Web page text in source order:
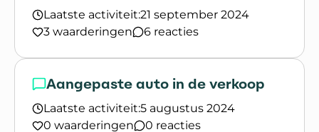
Laatste activiteit:21 september 2024
3 waarderingen
6 reacties
Lees het gesprek `meet-up (contact met
Aangepaste auto in de verkoop
Laatste activiteit:5 augustus 2024
0 waarderingen
0 reacties